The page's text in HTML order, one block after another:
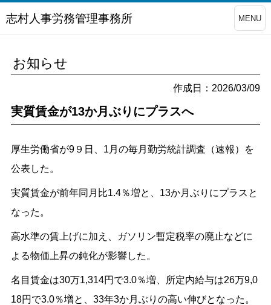
志村人事労務管理事務所 MENU
お知らせ
作成日：2026/03/09
実質賃金が13か月ぶりにプラスへ
厚生労働省が9９日、1月の毎月勤労統計調査（速報）を
公表した。
実質賃金が前年同月比1.4％増と、13か月ぶりにプラスと
なった。
高水準の賃上げに加え、ガソリン暫定税率の廃止などに
よる物価上昇の鈍化が影響した。
名目賃金は30万1,314円で3.0％増、所定内給与は26万9,0
18円で3.0％増と、33年3か月ぶりの高い伸びとなった。